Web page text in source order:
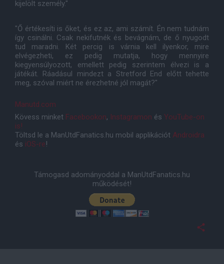
kijelölt személy."
"Ő értékesíti is őket, és ez az, ami számít. Én nem tudnám
így csinálni. Csak nekifutnék és bevágnám, de ő nyugodt
tud maradni. Két percig is várnia kell ilyenkor, mire
elvégezheti, ez pedig mutatja, hogy mennyire
kiegyensúlyozott, emellett pedig szerintem élvezi is a
játékát. Ráadásul mindezt a Stretford End előtt tehette
meg, szóval miért ne érezhetné jól magát?"
Manutd.com
Kövess minket Facebookon, Instagramon és YouTube-on
is!
Töltsd le a ManUtdFanatics.hu mobil applikációt Androidra
és iOS-re!
Támogasd adományoddal a ManUtdFanatics.hu
működését!